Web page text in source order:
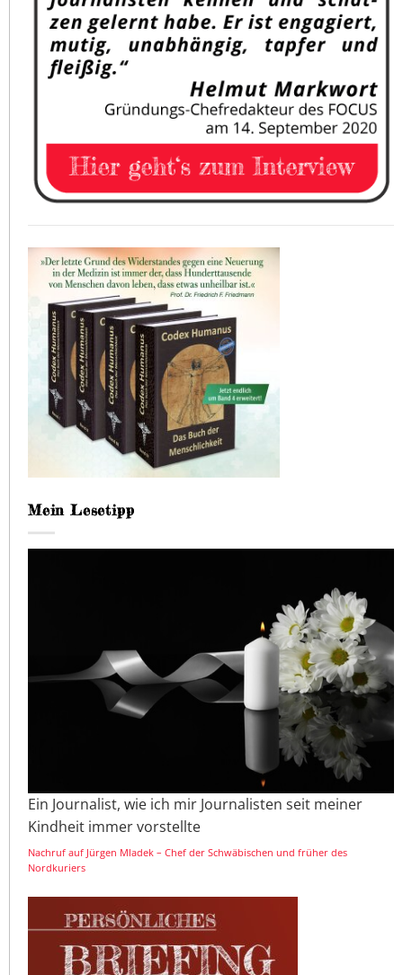
Mein Lesetipp
Ein Journalist, wie ich mir Journalisten seit meiner
Kindheit immer vorstellte
Nachruf auf Jürgen Mladek – Chef der Schwäbischen und früher des
Nordkuriers